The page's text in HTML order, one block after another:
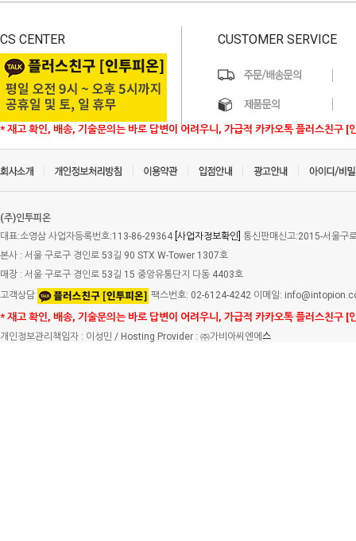
CS CENTER
* 재고 확인, 배송, 기술문의는 바로 답변이 어려우니, 가급적 카카오톡 플러스친구 [
CUSTOMER SERVICE
(주)인투피온
대표:소영삼 사업자등록번호:113-86-29364 [사업자정보확인] 통신판매신고:2015-서울구
본사 : 서울 구로구 경인로 53길 90 STX W-Tower 1307호
매장 : 서울 구로구 경인로 53길 15 중앙유통단지 다동 4403호
고객상담
팩스번호: 02-6124-4242 이메일:
* 재고 확인, 배송, 기술문의는 바로 답변이 어려우니, 가급적 카카오톡 플러스친구 [
개인정보관리책임자 : 이성민 / Hosting Provider : ㈜가비아씨엔에 스